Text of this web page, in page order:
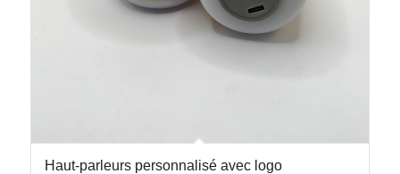
Haut-parleurs personnalisé avec logo